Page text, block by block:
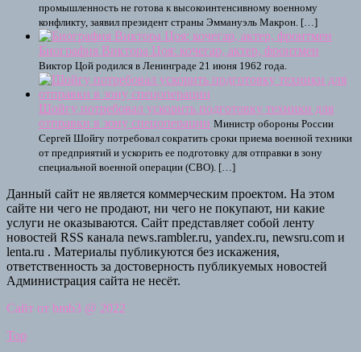
промышленность не готова к высокоинтенсивному военному
конфликту, заявил президент страны Эммануэль Макрон. […]
Биография Виктора Цоя: кочегар, актер, фронтмен
Виктор Цой родился в Ленинграде 21 июня 1962 года.
Шойгу потребовал ускорить подготовку техники для
отправки в зону спецоперации Министр обороны России
Сергей Шойгу потребовал сократить сроки приема военной техники
от предприятий и ускорить ее подготовку для отправки в зону
специальной военной операции (СВО). […]
Данный сайт не является коммерческим проектом. На этом
сайте ни чего не продают, ни чего не покупают, ни какие
услуги не оказываются. Сайт представляет собой ленту
новостей RSS канала news.rambler.ru, yandex.ru, newsru.com и
lenta.ru . Материалы публикуются без искажения,
ответственность за достоверность публикуемых новостей
Администрация сайта не несёт.
Сайт от bmb3 @ 2022
Top